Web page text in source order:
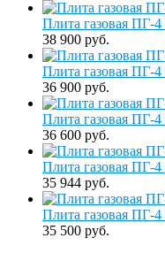
Плита газовая ПГ-
38 900 руб.
Плита газовая ПГ-
36 900 руб.
Плита газовая ПГ-
36 600 руб.
Плита газовая ПГ-
35 944 руб.
Плита газовая ПГ-
35 500 руб.